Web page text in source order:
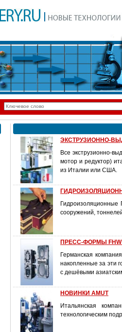
ЭКСТРУЗИОННО-
Все экструзионно-
мотор и редуктор)
из Италии или США.
Гидроизоляционные
сооружений,
ПРЕСС-ФОРМЫ FHW
Германская
накопленные за эти
с дешёвыми
НОВИНКИ AMUT
Итальянская
технологическим